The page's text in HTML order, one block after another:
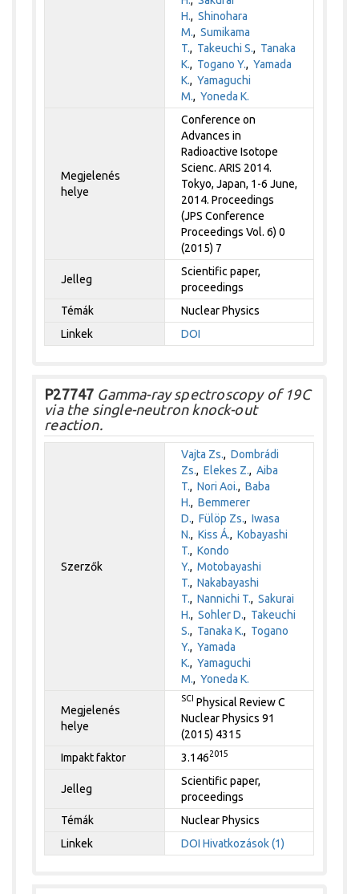
H.,Shinohara
M.,Sumikama
T., Takeuchi S., Tanaka
K., Togano Y.,Yamada
K.,Yamaguchi
M.,Yoneda K.
Megjelenés
helye
Conference on
Advances in
Radioactive Isotope
Scienc. ARIS 2014.
Tokyo, Japan, 1-6 June,
2014. Proceedings
(JPS Conference
Proceedings Vol. 6) 0
(2015) 7
Jelleg
Scientific paper,
proceedings
Témák
Nuclear Physics
Linkek
DOI
P27747 Gamma-ray spectroscopy of 19C
via the single-neutron knock-out
reaction.
Szerzők
Vajta Zs.,Dombrádi
Zs.,Elekes Z.,Aiba
T.,Nori Aoi.,Baba
H.,Bemmerer
D.,Fülöp Zs.,Iwasa
N.,Kiss Á.,Kobayashi
T.,Kondo
Y.,Motobayashi
T.,Nakabayashi
T.,Nannichi T.,Sakurai
H.,Sohler D., Takeuchi
S., Tanaka K., Togano
Y.,Yamada
K.,Yamaguchi
M.,Yoneda K.
Megjelenés
helye
SCI Physical Review C
Nuclear Physics 91
(2015) 4315
Impakt faktor
3.1462015
Jelleg
Scientific paper,
proceedings
Témák
Nuclear Physics
Linkek
DOI Hivatkozások (1)